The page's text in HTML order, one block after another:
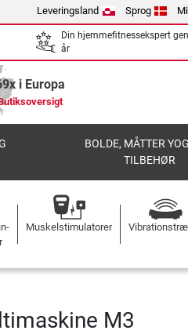
Leveringsland Sprog
Din hjemmefitnessekspert
år
i Europa
BOLDE, MÅTTER
TILBEHØR
Muskelstimulatorer
M3